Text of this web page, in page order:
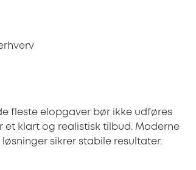
fleste elopgaver bør ikke udføres
et klart og realistisk tilbud. Moderne
sikrer stabile resultater.